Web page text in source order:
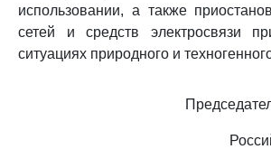
использовании, а также
сетей и средств электросвязи
ситуациях природного и